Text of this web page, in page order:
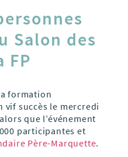
Salon des
FP
formation
succès le mercredi
que l’événement
participantes et
Père-Marquette.